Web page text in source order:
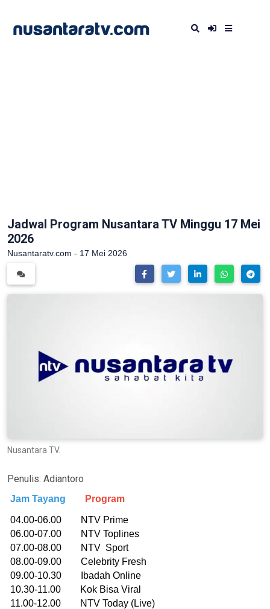
Jadwal Program Nusantara TV Minggu 17 Mei
2026
Nusantaratv.com - 17 Mei 2026
Nusantara TV.
Penulis: Adiantoro
Jam Tayang Program
04.00-06.00 NTV Prime
06.00-07.00 NTV Toplines
07.00-08.00 NTV Sport
08.00-09.00 Celebrity Fresh
09.00-10.30 Ibadah Online
10.30-11.00 Kok Bisa Viral
11.00-12.00 NTV Today (Live)